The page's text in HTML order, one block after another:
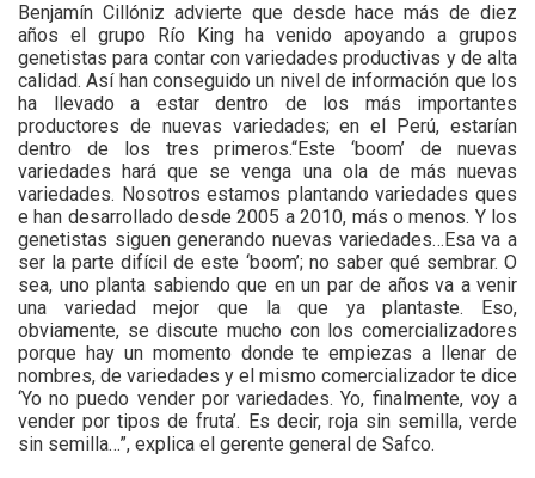
Benjamín Cillóniz advierte que desde hace más de diez
años el grupo Río King ha venido apoyando a grupos
genetistas para contar con variedades productivas y de alta
calidad. Así han conseguido un nivel de información que los
ha llevado a estar dentro de los más importantes
productores de nuevas variedades; en el Perú, estarían
dentro de los tres primeros.“Este ‘boom’ de nuevas
variedades hará que se venga una ola de más nuevas
variedades. Nosotros estamos plantando variedades ques
e han desarrollado desde 2005 a 2010, más o menos. Y los
genetistas siguen generando nuevas variedades…Esa va a
ser la parte difícil de este ‘boom’; no saber qué sembrar. O
sea, uno planta sabiendo que en un par de años va a venir
una variedad mejor que la que ya plantaste. Eso,
obviamente, se discute mucho con los comercializadores
porque hay un momento donde te empiezas a llenar de
nombres, de variedades y el mismo comercializador te dice
‘Yo no puedo vender por variedades. Yo, finalmente, voy a
vender por tipos de fruta’. Es decir, roja sin semilla, verde
sin semilla…”, explica el gerente general de Safco.